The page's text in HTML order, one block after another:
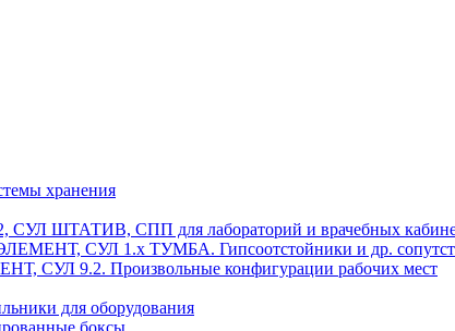
хранения
СУЛ ШТАТИВ, СПП для лабораторий и врачебных
СУЛ 1.х ТУМБА. Гипсоотстойники и др.
9.2. Произвольные конфигурации рабочих мест
для оборудования
боксы